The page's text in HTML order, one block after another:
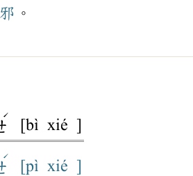
。
ˊ
[bì xié ]
ˊ
[pì xié ]